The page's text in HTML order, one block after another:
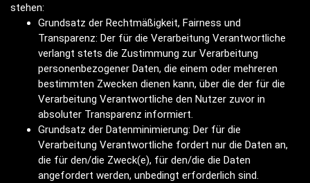
stehen:
Grundsatz der Rechtmäßigkeit, Fairness und
Transparenz: Der für die Verarbeitung Verantwortliche
verlangt stets die Zustimmung zur Verarbeitung
personenbezogener Daten, die einem oder mehreren
bestimmten Zwecken dienen kann, über die der für die
Verarbeitung Verantwortliche den Nutzer zuvor in
absoluter Transparenz informiert.
Grundsatz der Datenminimierung: Der für die
Verarbeitung Verantwortliche fordert nur die Daten an,
die für den/die Zweck(e), für den/die die Daten
angefordert werden, unbedingt erforderlich sind.